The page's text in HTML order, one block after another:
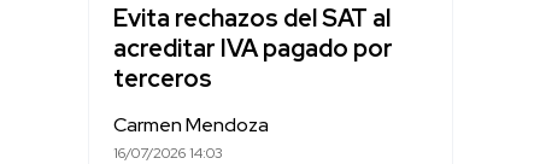
Evita rechazos del SAT al
acreditar IVA pagado por
terceros
Carmen Mendoza
16/07/2026 14:03